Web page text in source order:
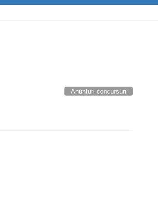
Anunturi concursuri